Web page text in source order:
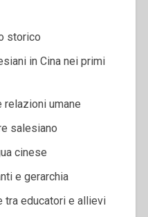
storico
in Cina nei primi
relazioni umane
salesiano
cinese
e gerarchia
tra educatori e allievi